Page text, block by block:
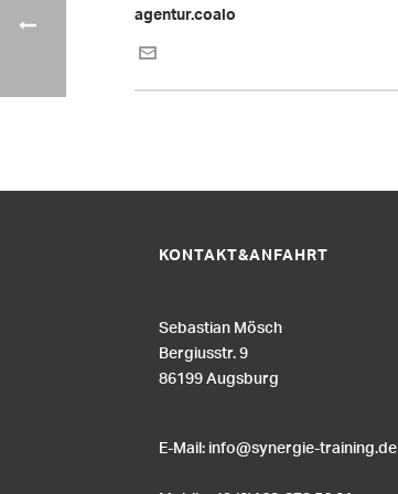
agentur.coalo
KONTAKT&ANFAHRT
Sebastian Mösch
Bergiusstr. 9
86199 Augsburg
E-Mail:info@synergie-training.de